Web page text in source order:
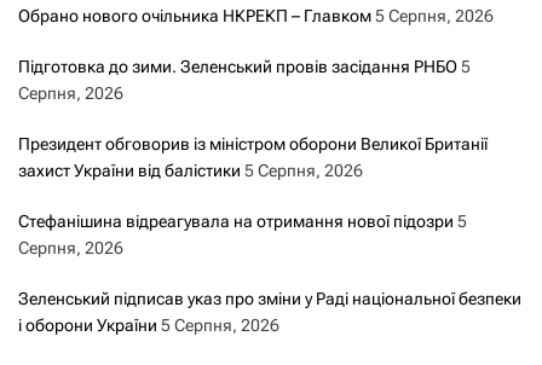
Обрано нового очільника НКРЕКП – Главком5 Серпня, 2026
Підготовка до зими. Зеленський провів засідання РНБО5
Серпня, 2026
Президент обговорив із міністром оборони Великої Британії
захист України від балістики 5 Серпня, 2026
Стефанішина відреагувала на отримання нової підозри 5
Серпня, 2026
Зеленський підписав указ про зміни у Раді національної безпеки
і оборони України 5 Серпня, 2026